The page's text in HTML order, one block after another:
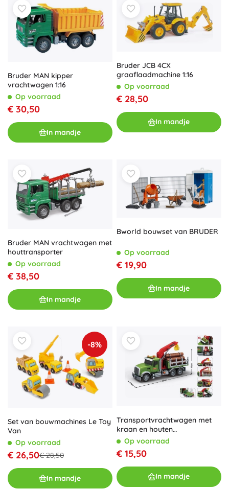
Bruder MAN kipper
vrachtwagen 1:16
Op voorraad
€ 30,50
In mandje
Bruder JCB 4CX
graaflaadmachine 1:16
Op voorraad
€ 28,50
In mandje
Bruder MAN vrachtwagen met
houttransporter
Op voorraad
€ 38,50
In mandje
Bworld bouwset van BRUDER
Op voorraad
€ 19,90
In mandje
-8%
Set van bouwmachines Le Toy
Van
Op voorraad
€ 26,50€ 28,50
In mandje
Transportvrachtwagen met
kraan en houten
boomstammen 1:14
Op voorraad
€ 15,50
In mandje